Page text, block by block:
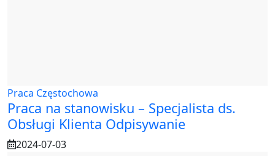
Praca Częstochowa
Praca na stanowisku – Specjalista ds.
Obsługi Klienta Odpisywanie
2024-07-03